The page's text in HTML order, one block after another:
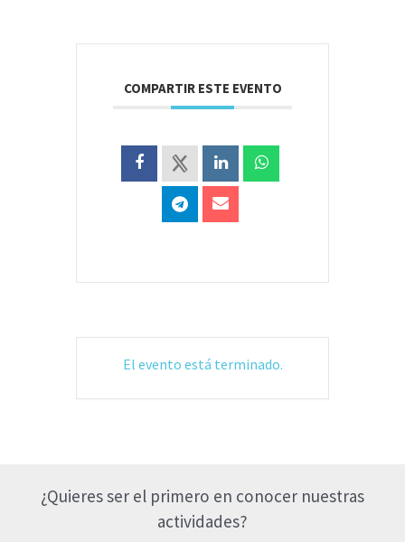
COMPARTIR ESTE EVENTO
El evento está terminado.
¿Quieres ser el primero en conocer nuestras
actividades?